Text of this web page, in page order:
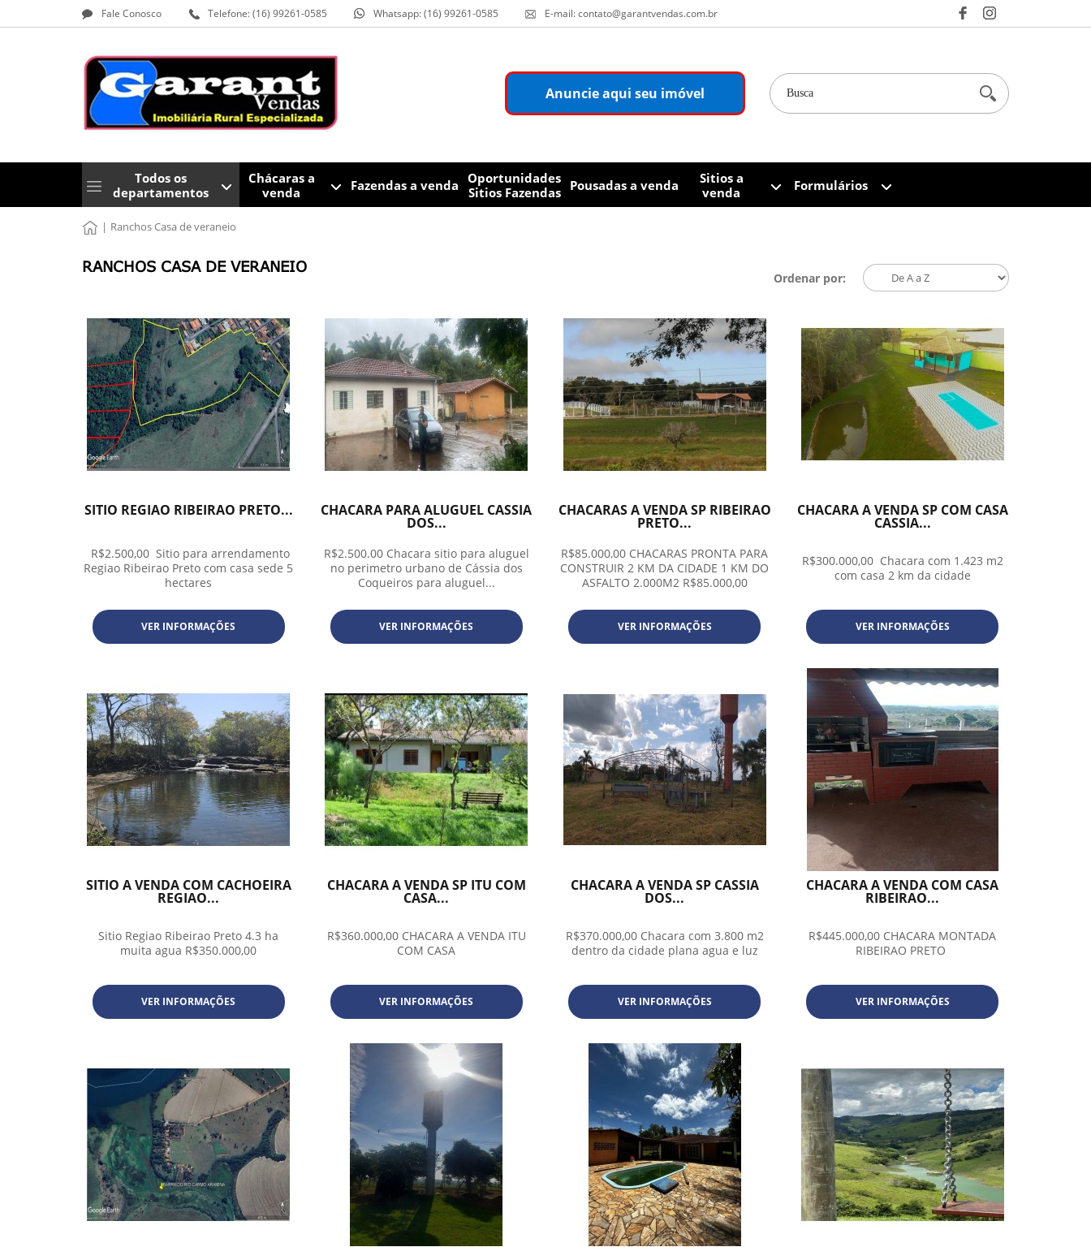
Fale Conosco Telefone: (16) 99261-0585 Whatsapp: (16) 99261-0585 E-mail: contato@garantvendas.com.br
Anuncie aqui seu imóvel
Todos os
departamentos
Chácaras a
venda
Fazendas a venda
Oportunidades
Sitios Fazendas
Pousadas a venda
Sitios a
venda
Formulários
| Ranchos Casa de veraneio
RANCHOS CASA DE VERANEIO
Ordenar por:
SITIO REGIAO RIBEIRAO PRETO...
R$2.500,00 Sitio para arrendamento
Regiao Ribeirao Preto com casa sede 5
hectares
VER INFORMAÇÕES
CHACARA PARA ALUGUEL CASSIA
DOS...
R$2.500.00 Chacara sitio para aluguel
no perimetro urbano de Cássia dos
Coqueiros para aluguel...
VER INFORMAÇÕES
CHACARAS A VENDA SP RIBEIRAO
PRETO...
R$85.000,00 CHACARAS PRONTA PARA
CONSTRUIR 2 KM DA CIDADE 1 KM DO
ASFALTO 2.000M2 R$85.000,00
VER INFORMAÇÕES
CHACARA A VENDA SP COM CASA
CASSIA...
R$300.000,00 Chacara com 1.423 m2
com casa 2 km da cidade
VER INFORMAÇÕES
SITIO A VENDA COM CACHOEIRA
REGIAO...
Sitio Regiao Ribeirao Preto 4.3 ha
muita agua R$350.000,00
VER INFORMAÇÕES
CHACARA A VENDA SP ITU COM
CASA...
R$360.000,00 CHACARA A VENDA ITU
COM CASA
VER INFORMAÇÕES
CHACARA A VENDA SP CASSIA
DOS...
R$370.000,00 Chacara com 3.800 m2
dentro da cidade plana agua e luz
VER INFORMAÇÕES
CHACARA A VENDA COM CASA
RIBEIRAO...
R$445.000,00 CHACARA MONTADA
RIBEIRAO PRETO
VER INFORMAÇÕES